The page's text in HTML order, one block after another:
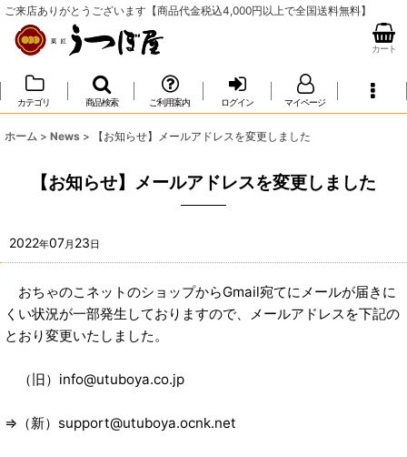
ご来店ありがとうございます【商品代金税込4,000円以上で全国送料無料】
カート
カテゴリ 商品検索 ご利用案内 ログイン マイページ
ホーム > News > 【お知らせ】メールアドレスを変更しました
【お知らせ】メールアドレスを変更しました
2022年07月 23日
おちゃのこネットのショップからGmail宛てにメールが届きに
くい状況が一部発生しておりますので、メールアドレスを下記の
とおり変更いたしました。
（旧）info@utuboya.co.jp
⇒（新）support@utuboya.ocnk.net